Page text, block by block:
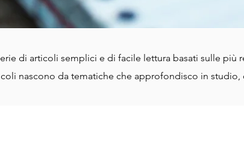
di articoli semplici e di facile lettura basati sulle
nascono da tematiche che approfondisco in studio,